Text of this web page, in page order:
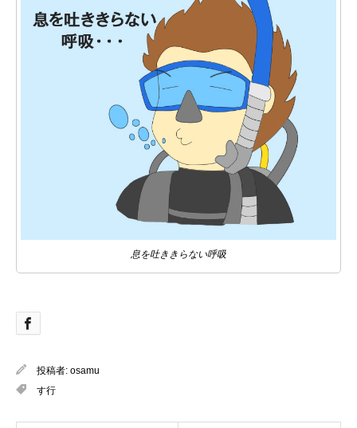
息を吐ききらない呼吸
投稿者: osamu
す行